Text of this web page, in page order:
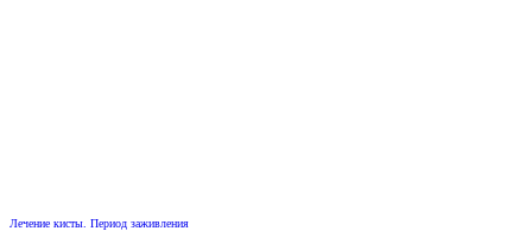
Лечение кисты. Период заживления